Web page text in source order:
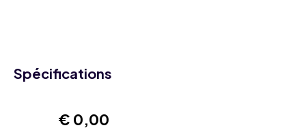
Spécifications
€ 0,00